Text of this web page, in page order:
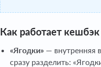
Как работает
«Ягодки» — внутренняя
сразу разделить: